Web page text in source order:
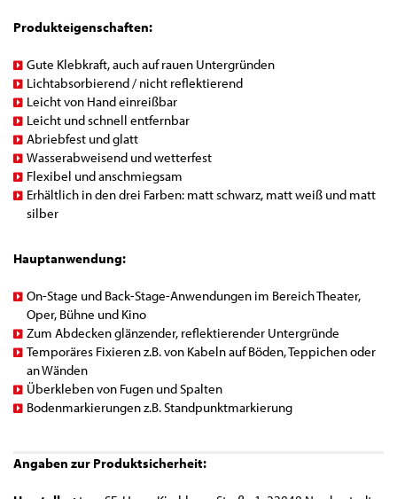
Produkteigenschaften:
Gute Klebkraft, auch auf rauen Untergründen
Lichtabsorbierend / nicht reflektierend
Leicht von Hand einreißbar
Leicht und schnell entfernbar
Abriebfest und glatt
Wasserabweisend und wetterfest
Flexibel und anschmiegsam
Erhältlich in den drei Farben: matt schwarz, matt weiß und matt
silber
Hauptanwendung:
On-Stage und Back-Stage-Anwendungen im Bereich Theater,
Oper, Bühne und Kino
Zum Abdecken glänzender, reflektierender Untergründe
Temporäres Fixieren z.B. von Kabeln auf Böden, Teppichen oder
an Wänden
Überkleben von Fugen und Spalten
Bodenmarkierungen z.B. Standpunktmarkierung
Angaben zur Produktsicherheit: